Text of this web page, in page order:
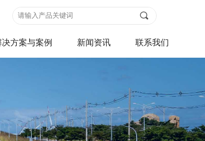
决方案与案例 新闻资讯 联系我们
끠